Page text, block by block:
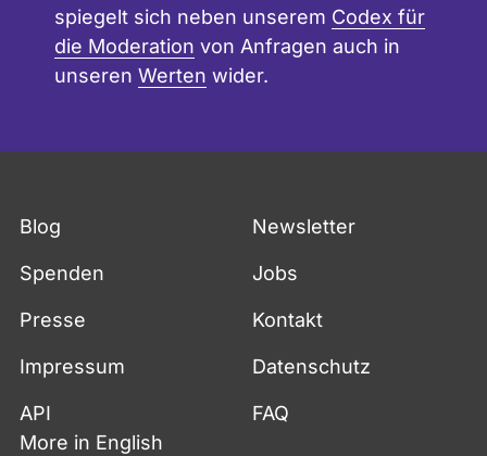
spiegelt sich neben unserem Codex für
die Moderation von Anfragen auch in
unseren Werten wider.
Blog Newsletter
Spenden Jobs
Presse Kontakt
Impressum Datenschutz
API
FAQ
More in English